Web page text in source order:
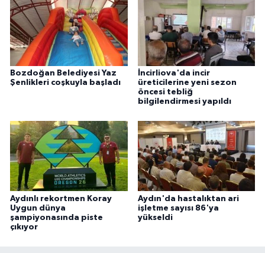
Bozdoğan Belediyesi Yaz
Şenlikleri coşkuyla başladı
İncirliova'da incir
üreticilerine yeni sezon
öncesi tebliğ
bilgilendirmesi yapıldı
Aydınlı rekortmen Koray
Uygun dünya
şampiyonasında piste
çıkıyor
Aydın'da hastalıktan ari
işletme sayısı 86'ya
yükseldi